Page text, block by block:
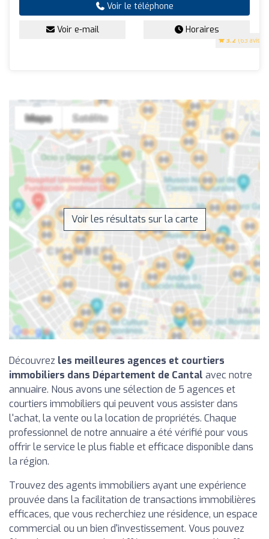
3.2 (63 avis)
Voir le téléphone
Voir e-mail Horaires
Voir les résultats sur la carte
Découvrez les meilleures agences et courtiers
immobiliers dans Département de Cantal avec notre
annuaire. Nous avons une sélection de 5 agences et
courtiers immobiliers qui peuvent vous assister dans
l'achat, la vente ou la location de propriétés. Chaque
professionnel de notre annuaire a été vérifié pour vous
offrir le service le plus fiable et efficace disponible dans
la région.
Trouvez des agents immobiliers ayant une expérience
prouvée dans la facilitation de transactions immobilières
efficaces, que vous recherchiez une résidence, un espace
commercial ou un bien d'investissement. Vous pouvez